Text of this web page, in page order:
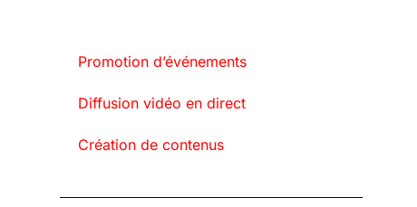
Promotion d’événements
Diffusion vidéo en direct
Création de contenus